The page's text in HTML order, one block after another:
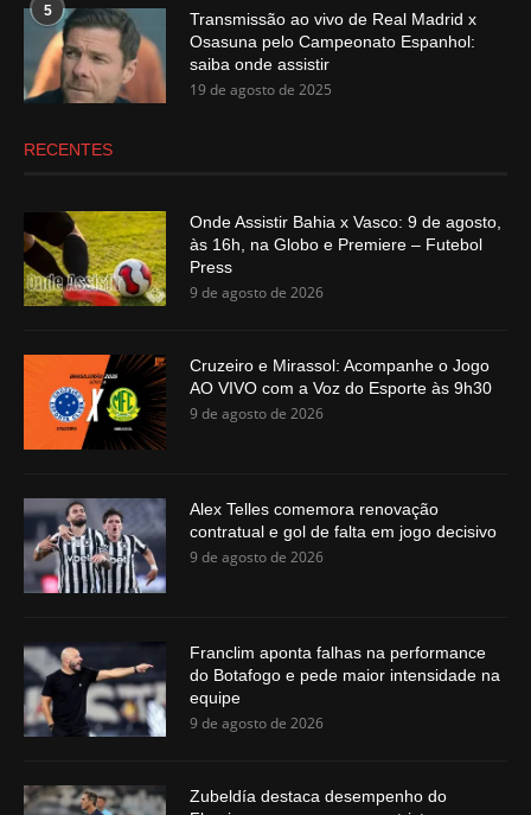
5
Transmissão ao vivo de Real Madrid x
Osasuna pelo Campeonato Espanhol:
saiba onde assistir
19 de agosto de 2025
RECENTES
Onde Assistir Bahia x Vasco: 9 de agosto,
às 16h, na Globo e Premiere – Futebol
Press
9 de agosto de 2026
Cruzeiro e Mirassol: Acompanhe o Jogo
AO VIVO com a Voz do Esporte às 9h30
9 de agosto de 2026
Alex Telles comemora renovação
contratual e gol de falta em jogo decisivo
9 de agosto de 2026
Franclim aponta falhas na performance
do Botafogo e pede maior intensidade na
equipe
9 de agosto de 2026
Zubeldía destaca desempenho do